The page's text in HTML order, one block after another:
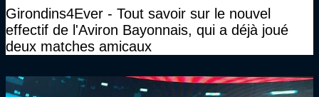
Girondins4Ever - Tout savoir sur le nouvel
effectif de l'Aviron Bayonnais, qui a déjà joué
deux matches amicaux